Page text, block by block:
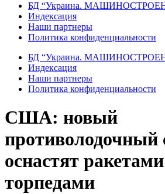
БД “Украина.
Индекcация
Наши партнеры
Политика конфиденциальности
БД “Украина.
Индекcация
Наши партнеры
Политика конфиденциальности
США: новый
противолодочный
оснастят
торпедами